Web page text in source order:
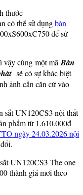
thước
có thể sử dụngbàn
để sử
vậy cùng một mã Bàn
sẽ có sự khác biệt
ảnh cần căn cứ vào
sắt UN120CS3 nội thất
phẩm từ 1.610.000đ
ngày 24.03.2026 nội
UN120CS3 The one
thành giá mơi theo